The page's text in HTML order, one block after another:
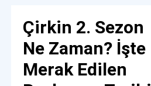
Çirkin 2. Sezon
Ne Zaman? İşte
Merak Edilen